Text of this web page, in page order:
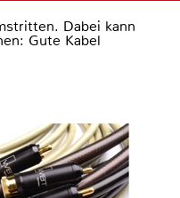
Dabei kann
Gute Kabel